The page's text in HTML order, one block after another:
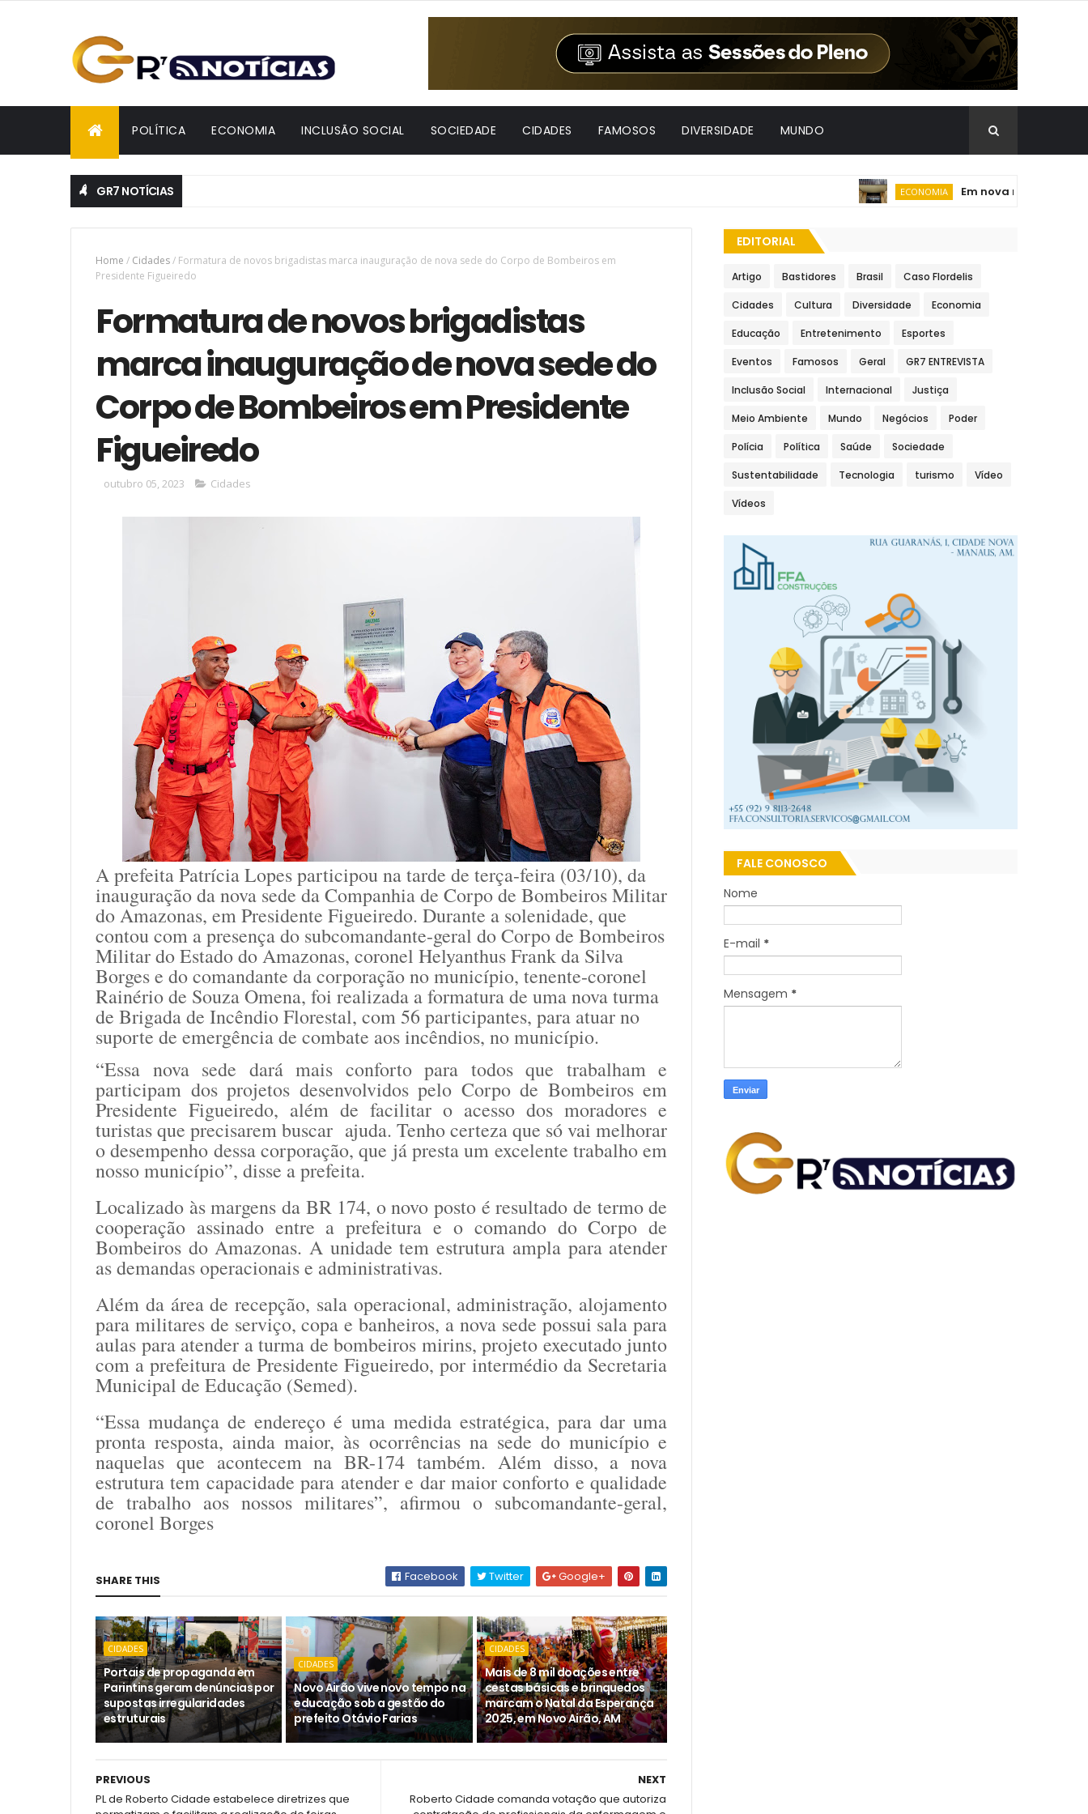
POLÍTICA ECONOMIA INCLUSÃO SOCIAL SOCIEDADE CIDADES FAMOSOS DIVERSIDADE MUNDO
GR7 NOTÍCIAS ECONOMIA Em nova redução,
Home / Cidades/ Formatura de novos brigadistas marca inauguração de nova sede do Corpo de Bombeiros em
Presidente Figueiredo
Formatura de novos brigadistas
marca inauguração de nova sede do
Corpo de Bombeiros em Presidente
Figueiredo
outubro 05, 2023 Cidades
A prefeita Patrícia Lopes participou na tarde de terça-feira (03/10), da
inauguração da nova sede da Companhia de Corpo de Bombeiros Militar
do Amazonas, em Presidente Figueiredo. Durante a solenidade, que
contou com a presença do subcomandante-geral do Corpo de Bombeiros
Militar do Estado do Amazonas, coronel Helyanthus Frank da Silva
Borges e do comandante da corporação no município, tenente-coronel
Rainério de Souza Omena, foi realizada a formatura de uma nova turma
de Brigada de Incêndio Florestal, com 56 participantes, para atuar no
suporte de emergência de combate aos incêndios, no município.
“Essa nova sede dará mais conforto para todos que trabalham e
participam dos projetos desenvolvidos pelo Corpo de Bombeiros em
Presidente Figueiredo, além de facilitar o acesso dos moradores e
turistas que precisarem buscar ajuda. Tenho certeza que só vai melhorar
o desempenho dessa corporação, que já presta um excelente trabalho em
nosso município”, disse a prefeita.
Localizado às margens da BR 174, o novo posto é resultado de termo de
cooperação assinado entre a prefeitura e o comando do Corpo de
Bombeiros do Amazonas. A unidade tem estrutura ampla para atender
as demandas operacionais e administrativas.
Além da área de recepção, sala operacional, administração, alojamento
para militares de serviço, copa e banheiros, a nova sede possui sala para
aulas para atender a turma de bombeiros mirins, projeto executado junto
com a prefeitura de Presidente Figueiredo, por intermédio da Secretaria
Municipal de Educação (Semed).
“Essa mudança de endereço é uma medida estratégica, para dar uma
pronta resposta, ainda maior, às ocorrências na sede do município e
naquelas que acontecem na BR-174 também. Além disso, a nova
estrutura tem capacidade para atender e dar maior conforto e qualidade
de trabalho aos nossos militares”, afirmou o subcomandante-geral,
coronel Borges
SHARE THIS Facebook Twitter Google+
CIDADES
Portais de propaganda em
Parintins geram denúncias por
supostas irregularidades
estruturais
CIDADES
Novo Airão vive novo tempo na
educação sob a gestão do
prefeito Otávio Farias
CIDADES
Mais de 8 mil doações entre
cestas básicas e brinquedos
marcam o Natal da Esperança
2025, em Novo Airão, AM
NEXT
Roberto Cidade comanda votação que autoriza
PREVIOUS
PL de Roberto Cidade estabelece diretrizes que
EDITORIAL
Artigo Bastidores Brasil Caso Flordelis
Cidades Cultura Diversidade Economia
Educação Entretenimento Esportes
Eventos Famosos Geral GR7 ENTREVISTA
Inclusão Social Internacional Justiça
Meio Ambiente Mundo Negócios Poder
Polícia Política Saúde Sociedade
Sustentabilidade Tecnologia turismo Vídeo
Vídeos
FALE CONOSCO
Nome
E-mail *
Mensagem *